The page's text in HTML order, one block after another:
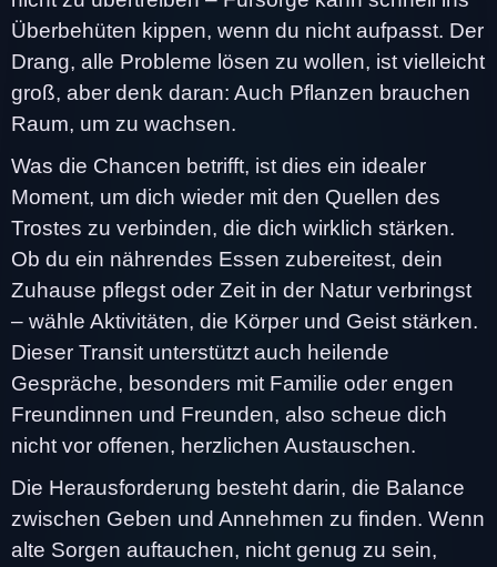
Überbehüten kippen, wenn du nicht aufpasst. Der
Drang, alle Probleme lösen zu wollen, ist vielleicht
groß, aber denk daran: Auch Pflanzen brauchen
Raum, um zu wachsen.
Was die Chancen betrifft, ist dies ein idealer
Moment, um dich wieder mit den Quellen des
Trostes zu verbinden, die dich wirklich stärken.
Ob du ein nährendes Essen zubereitest, dein
Zuhause pflegst oder Zeit in der Natur verbringst
– wähle Aktivitäten, die Körper und Geist stärken.
Dieser Transit unterstützt auch heilende
Gespräche, besonders mit Familie oder engen
Freundinnen und Freunden, also scheue dich
nicht vor offenen, herzlichen Austauschen.
Die Herausforderung besteht darin, die Balance
zwischen Geben und Annehmen zu finden. Wenn
alte Sorgen auftauchen, nicht genug zu sein,